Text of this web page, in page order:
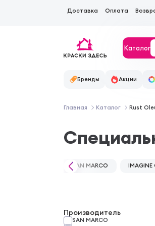
Доставка Оплата
Каталог
Бренды Акции
Главная Каталог Rust
Производитель
SAN MARCO
SAN MARCO IMAGINE